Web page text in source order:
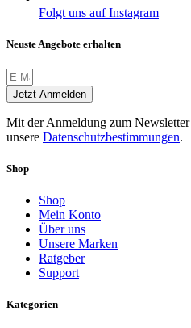
Folgt uns auf Instagram
Neuste Angebote erhalten
Jetzt Anmelden
Mit der Anmeldung zum Newsletter
unsere Datenschutzbestimmungen.
Shop
Shop
Mein Konto
Über uns
Unsere Marken
Ratgeber
Support
Kategorien